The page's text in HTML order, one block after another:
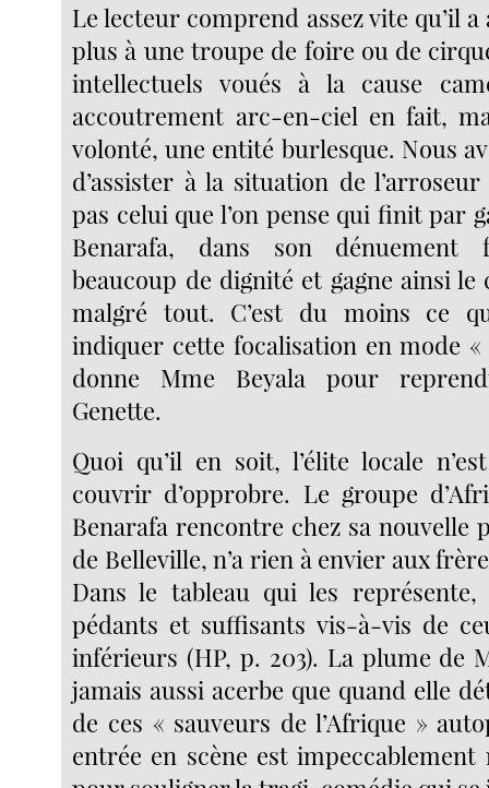
Le lecteur comprend assez vite qu’il
plus à une troupe de foire ou de
intellectuels voués à la cause
accoutrement arc-en-ciel en fait,
volonté, une entité burlesque. Nous
d’assister à la situation de l’arroseur
pas celui que l’on pense qui finit par
Benarafa, dans son
beaucoup de dignité et gagne ainsi
malgré tout. C’est du moins ce
indiquer cette focalisation en mode
donne Mme Beyala pour
Genette.
Quoi qu’il en soit, l’élite locale
couvrir d’opprobre. Le groupe
Benarafa rencontre chez sa nouvelle
de Belleville, n’a rien à envier aux
Dans le tableau qui les représente,
pédants et suffisants vis-à-vis de
inférieurs (HP, p. 203). La plume de
jamais aussi acerbe que quand elle
de ces « sauveurs de l’Afrique »
entrée en scène est impeccablement